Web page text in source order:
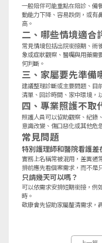
一般陪伴可能重點在陪診、備
動能力下降、容易跌倒，或有
高。
二、哪些情境適合
常見情境包括出院銜接期、術
象或症狀觀察、醫囑與用藥需
何判斷。
三、家屬要先準備
建議整理診斷或主要問題、目
清單、回診時間、家中環境，
四、專業照護不取
照護人員可以協助觀察、紀錄
意識改變、傷口惡化或其他危
常見問題
特別護理師和醫院看護差
實務上名稱常被混用，差異通
排前應先看個案需求，而不是
只請幾天可以嗎？
可以依需求安排短期銜接，例
時。
敬康會先協助家屬釐清需求，